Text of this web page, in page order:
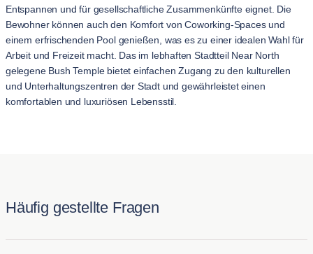
Entspannen und für gesellschaftliche Zusammenkünfte eignet. Die
Bewohner können auch den Komfort von Coworking-Spaces und
einem erfrischenden Pool genießen, was es zu einer idealen Wahl für
Arbeit und Freizeit macht. Das im lebhaften Stadtteil Near North
gelegene Bush Temple bietet einfachen Zugang zu den kulturellen
und Unterhaltungszentren der Stadt und gewährleistet einen
komfortablen und luxuriösen Lebensstil.
Häufig gestellte Fragen